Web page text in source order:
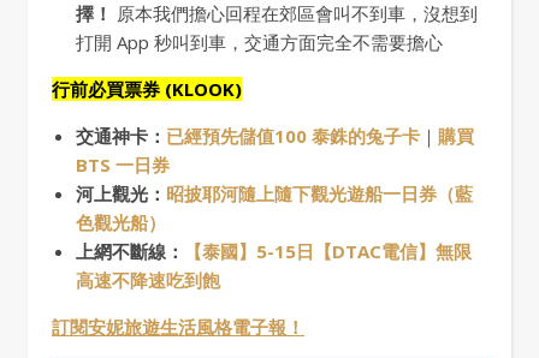
擇！ 原本我們擔心回程在郊區會叫不到車，沒想到
打開 App 秒叫到車，交通方面完全不需要擔心
行前必買票券 (KLOOK)
交通神卡： 已經預先儲值100 泰銖的兔子卡 ｜ 購買
BTS 一日券
河上觀光： 昭披耶河隨上隨下觀光遊船一日券（藍
色觀光船）
上網不斷線：
【泰國】5-15日【DTAC電信】無限
高速不降速吃到飽
訂閱安妮旅遊生活風格電子報！